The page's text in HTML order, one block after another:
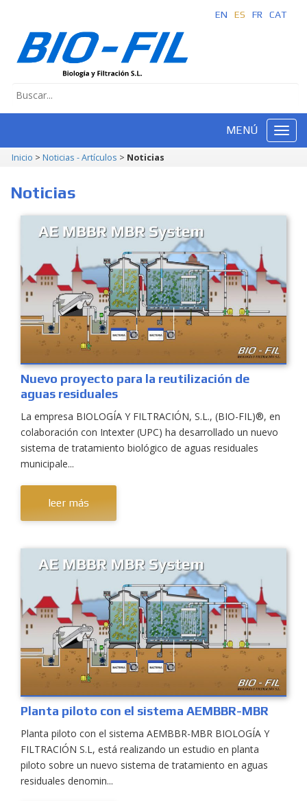
EN ES FR CAT
MENÚ
Inicio > Noticias - Artículos > Noticias
Noticias
Nuevo proyecto para la reutilización de
aguas residuales
La empresa BIOLOGÍA Y FILTRACIÓN, S.L., (BIO-FIL)®, en
colaboración con Intexter (UPC) ha desarrollado un nuevo
sistema de tratamiento biológico de aguas residuales
municipale...
leer más
Planta piloto con el sistema AEMBBR-MBR
Planta piloto con el sistema AEMBBR-MBR BIOLOGÍA Y
FILTRACIÓN S.L, está realizando un estudio en planta
piloto sobre un nuevo sistema de tratamiento en aguas
residuales denomin...